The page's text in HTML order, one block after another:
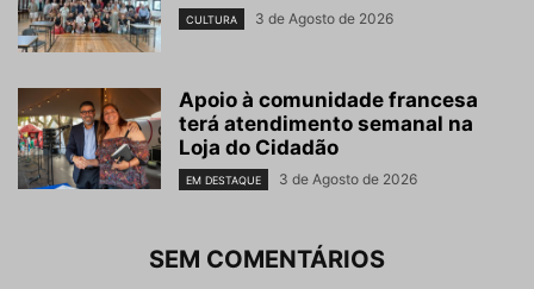
CULTURA 3 de Agosto de 2026
Apoio à comunidade francesa
terá atendimento semanal na
Loja do Cidadão
EM DESTAQUE 3 de Agosto de 2026
SEM COMENTÁRIOS